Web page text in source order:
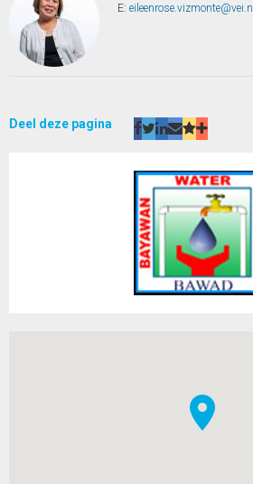
E: eileenrose.vizmonte@vei.nl
Deel deze pagina